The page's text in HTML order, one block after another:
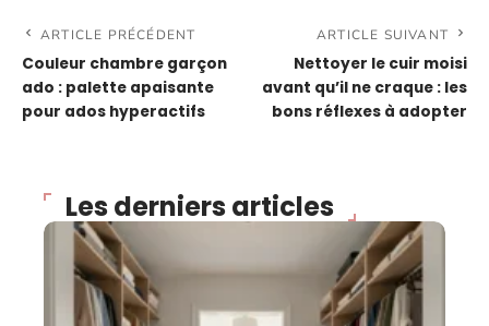
ARTICLE PRÉCÉDENT
Couleur chambre garçon
ado : palette apaisante
pour ados hyperactifs
ARTICLE SUIVANT
Nettoyer le cuir moisi
avant qu’il ne craque : les
bons réflexes à adopter
Les derniers articles